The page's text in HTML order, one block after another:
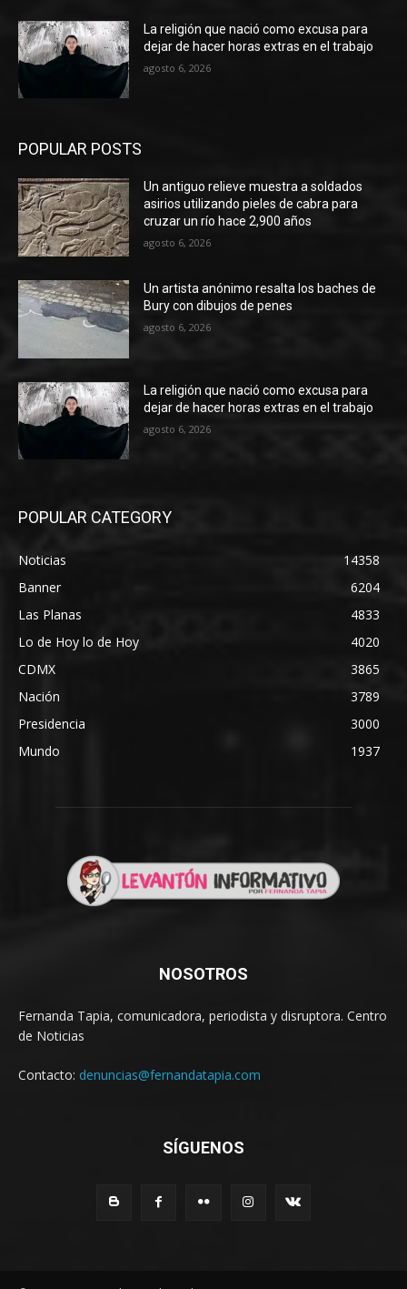
La religión que nació como excusa para
dejar de hacer horas extras en el trabajo
agosto 6, 2026
POPULAR POSTS
Un antiguo relieve muestra a soldados
asirios utilizando pieles de cabra para
cruzar un río hace 2,900 años
agosto 6, 2026
Un artista anónimo resalta los baches de
Bury con dibujos de penes
agosto 6, 2026
La religión que nació como excusa para
dejar de hacer horas extras en el trabajo
agosto 6, 2026
POPULAR CATEGORY
Noticias
14358
Banner
6204
Las Planas
4833
Lo de Hoy lo de Hoy
4020
CDMX
3865
Nación
3789
Presidencia
3000
Mundo
1937
NOSOTROS
Fernanda Tapia, comunicadora, periodista y disruptora. Centro
de Noticias
Contacto: denuncias@fernandatapia.com
SÍGUENOS